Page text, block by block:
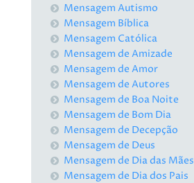
Mensagem Autismo
Mensagem Bíblica
Mensagem Católica
Mensagem de Amizade
Mensagem de Amor
Mensagem de Autores
Mensagem de Boa Noite
Mensagem de Bom Dia
Mensagem de Decepção
Mensagem de Deus
Mensagem de Dia das Mães
Mensagem de Dia dos Pais